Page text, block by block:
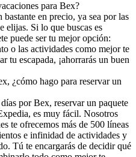
para Bex?
en precio, ya sea por las
elijas. Si lo que buscas es
puede ser tu mejor opción:
o las actividades como mejor te
tu escapada, ¡ahorrarás un buen
¿cómo hago para reservar un
por Bex, reservar un paquete
es muy fácil. Nosotros
te ofrecemos más de 500 líneas
e infinidad de actividades y
Tú te encargarás de decidir qué